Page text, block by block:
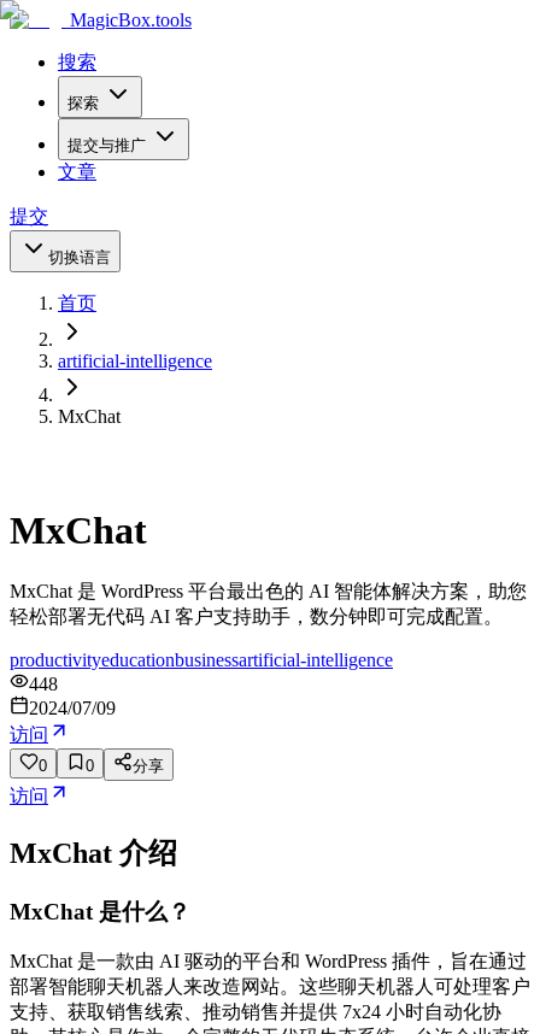
MagicBox.tools
搜索
探索
提交与推广
文章
提交
切换语言
首页
artificial-intelligence
MxChat
MxChat
MxChat 是 WordPress 平台最出色的 AI 智能体解决方案，助您
轻松部署无代码 AI 客户支持助手，数分钟即可完成配置。
productivityeducationbusinessartificial-intelligence
448
2024/07/09
访问
0 0 分享
访问
MxChat 介绍
MxChat 是什么？
MxChat 是一款由 AI 驱动的平台和 WordPress 插件，旨在通过
部署智能聊天机器人来改造网站。这些聊天机器人可处理客户
支持、获取销售线索、推动销售并提供 7x24 小时自动化协